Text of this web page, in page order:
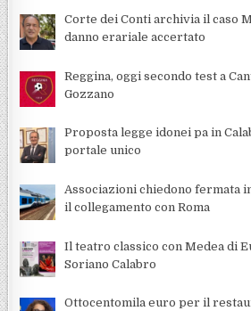
Corte dei Conti archivia il caso
danno erariale accertato
Reggina, oggi secondo test a
Gozzano
Proposta legge idonei pa in
portale unico
Associazioni chiedono fermata
il collegamento con Roma
Il teatro classico con Medea di
Soriano Calabro
Ottocentomila euro per il